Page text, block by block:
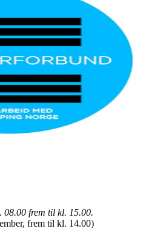
08.00 frem til kl. 15.00.
frem til kl. 14.00)